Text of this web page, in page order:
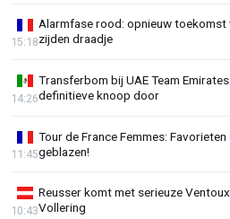
Alarmfase rood: opnieuw toekomst
zijden draadje
15:18
Transferbom bij UAE Team
definitieve knoop door
14:26
Tour de France Femmes:
geblazen!
11:45
Reusser komt met serieuze
Vollering
10:43